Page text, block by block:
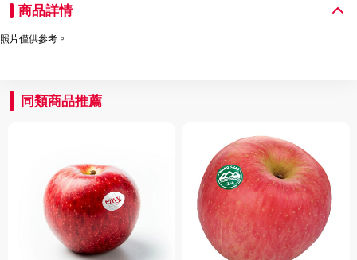
商品詳情
照片僅供參考。
同類商品推薦